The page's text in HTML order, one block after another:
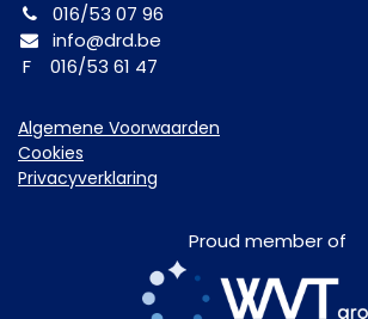
016/53 07 96
info@drd.be
F 016/53 61 47
Algemene Voorwaarden
Cookies
Privacyverklaring
Proud member of